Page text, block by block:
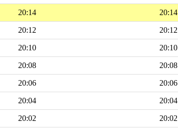
20:14 20:14
20:12 20:12
20:10 20:10
20:08 20:08
20:06 20:06
20:04 20:04
20:02 20:02